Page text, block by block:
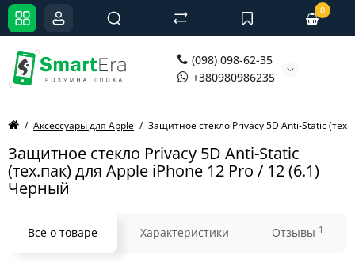
(098) 098-62-35
+380980986235
0
Аксессуары для Apple Защитное стекло Privacy 5D Anti-Static
Защитное стекло Privacy 5D Anti-Static
(тех.пак) для Apple iPhone 12 Pro / 12 (6.1)
Черный
Все о товаре Характеристики Отзывы 1